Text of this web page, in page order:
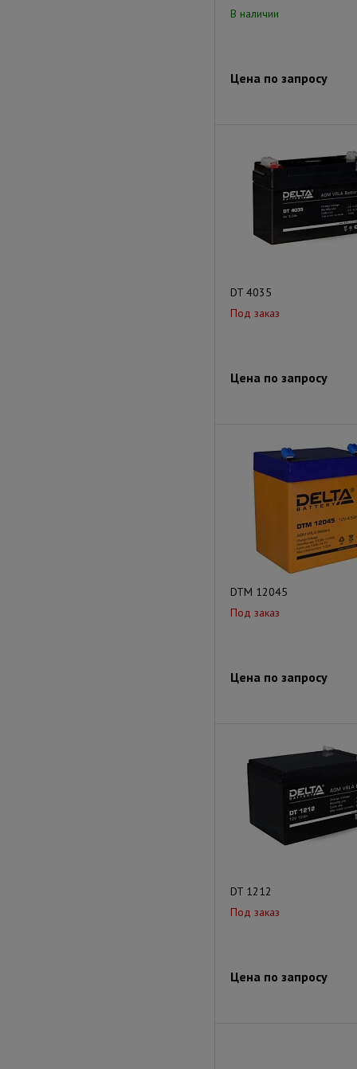
В наличии
Цена по запросу
DT 4035
Под заказ
Цена по запросу
DTM 12045
Под заказ
Цена по запросу
DT 1212
Под заказ
Цена по запросу